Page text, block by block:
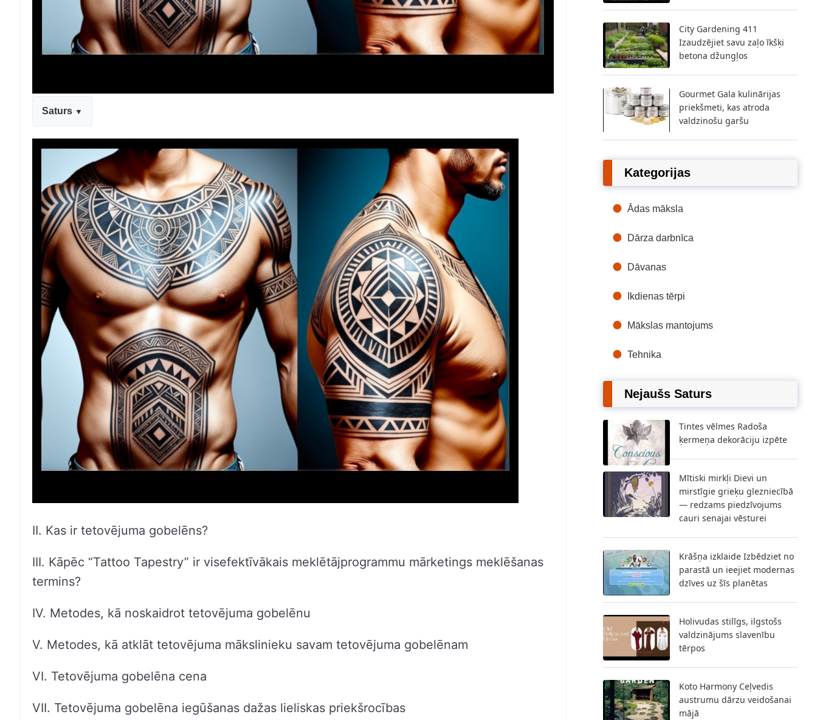
Saturs
II. Kas ir tetovējuma gobelēns?
III. Kāpēc “Tattoo Tapestry” ir visefektīvākais meklētājprogrammu mārketings meklēšanas
termins?
IV. Metodes, kā noskaidrot tetovējuma gobelēnu
V. Metodes, kā atklāt tetovējuma mākslinieku savam tetovējuma gobelēnam
VI. Tetovējuma gobelēna cena
VII. Tetovējuma gobelēna iegūšanas dažas lieliskas priekšrocības
City Gardening 411
Izaudzējiet savu zaļo īkšķi
betona džungļos
Gourmet Gala kulinārijas
priekšmeti, kas atroda
valdzinošu garšu
Kategorijas
Ādas māksla
Dārza darbnīca
Dāvanas
Ikdienas tērpi
Mākslas mantojums
Tehnika
Nejaušs Saturs
Tintes vēlmes Radoša
ķermeņa dekorāciju izpēte
Mītiski mirkļi Dievi un
mirstīgie grieķu glezniecībā
— redzams piedzīvojums
cauri senajai vēsturei
Krāšņa izklaide Izbēdziet no
parastā un ieejiet modernas
dzīves uz šīs planētas
Holivudas stilīgs, ilgstošs
valdzinājums slavenību
tērpos
Koto Harmony Ceļvedis
austrumu dārzu veidošanai
mājā